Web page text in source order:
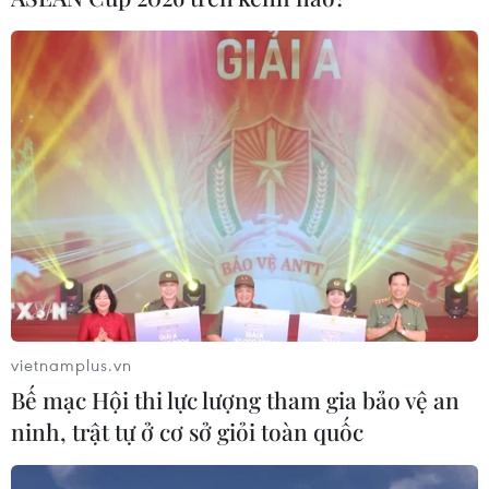
dàn sao quốc tế trên thảm đỏ Liên
hoan phim Châu Á Đà Nẵng DANAFF
2026
28/06/2026 14:28
Liên hoan Phim Châu Á lần thứ 4 báo
hiệu nhiều đột phá cho điện ảnh Việt
Nam
27/06/2026 12:45
Xem thêm
vietnamplus.vn
Bế mạc Hội thi lực lượng tham gia bảo vệ an
ninh, trật tự ở cơ sở giỏi toàn quốc